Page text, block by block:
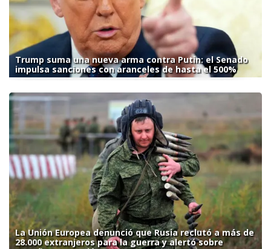
Trump suma una nueva arma contra Putin: el Senado
impulsa sanciones con aranceles de hasta el 500%
La Unión Europea denunció que Rusia reclutó a más de
28.000 extranjeros para la guerra y alertó sobre